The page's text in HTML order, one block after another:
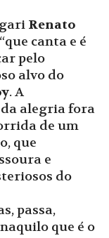
Renato
canta e é
pelo
alvo do
. A
alegria fora
de um
que
e
do
passa,
que é o